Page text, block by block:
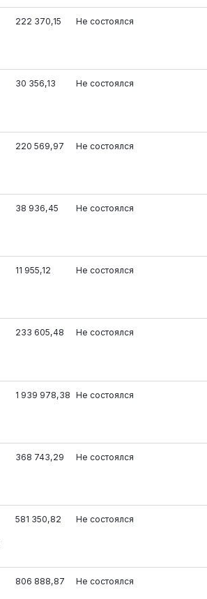
222 370,15 Не состоялся
30 356,13 Не состоялся
220 569,97 Не состоялся
38 936,45 Не состоялся
11 955,12 Не состоялся
233 605,48 Не состоялся
1 939 978,38 Не состоялся
368 743,29 Не состоялся
581 350,82 Не состоялся
806 888,87 Не состоялся